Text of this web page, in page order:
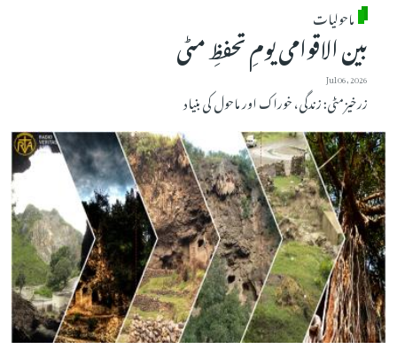
ماحولیات
بین الاقوامی یومِ تحفظِ مٹی
Jul 06, 2026
زرخیز مٹی: زندگی، خوراک اور ماحول کی بنیاد